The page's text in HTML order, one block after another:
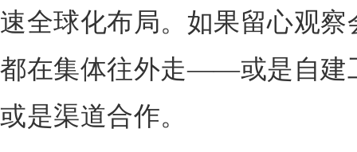
速全球化布局。如果留心观
都在集体往外走——或是自建
或是渠道合作。